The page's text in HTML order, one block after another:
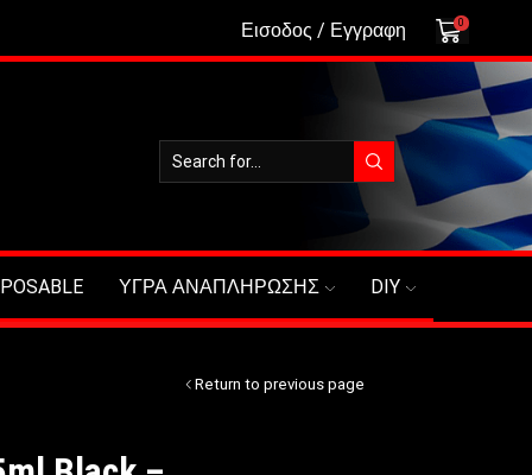
Εισοδος / Εγγραφη 0
ΥΓΡΑ ΑΝΑΠΛΗΡΩΣΗΣ DIY
Return to previous page